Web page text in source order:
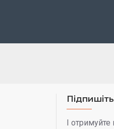
І отримуйте